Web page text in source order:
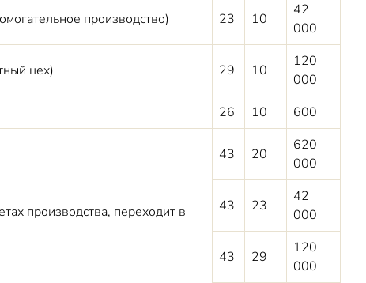
производство) 23 10
42
000
цех) 29 10
120
000
26 10 600
производства, переходит в
43 20
620
000
43 23
42
000
43 29
120
000